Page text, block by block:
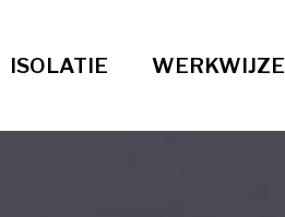
ISOLATIE WERKWIJZE